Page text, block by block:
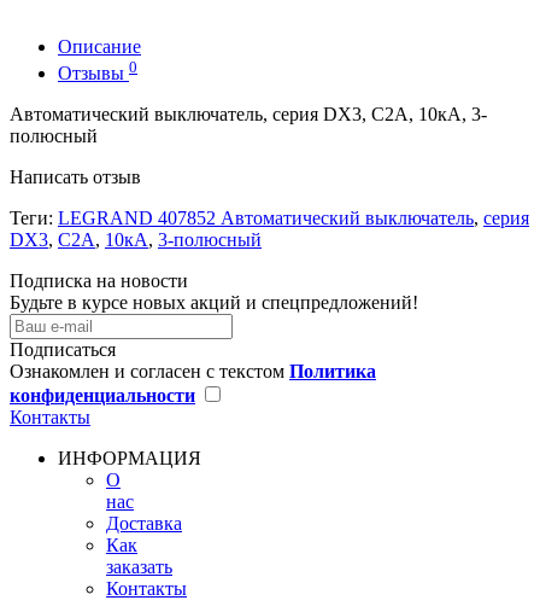
Описание
Отзывы 0
Автоматический выключатель, серия DX3, С2A, 10кА, 3-
полюсный
Написать отзыв
Теги: LEGRAND 407852 Автоматический выключатель, серия
DX3, С2A, 10кА, 3-полюсный
Подписка на новости
Будьте в курсе новых акций и спецпредложений!
Подписаться
Ознакомлен и согласен с текстом Политика
конфиденциальности
Контакты
ИНФОРМАЦИЯ
О
нас
Доставка
Как
заказать
Контакты